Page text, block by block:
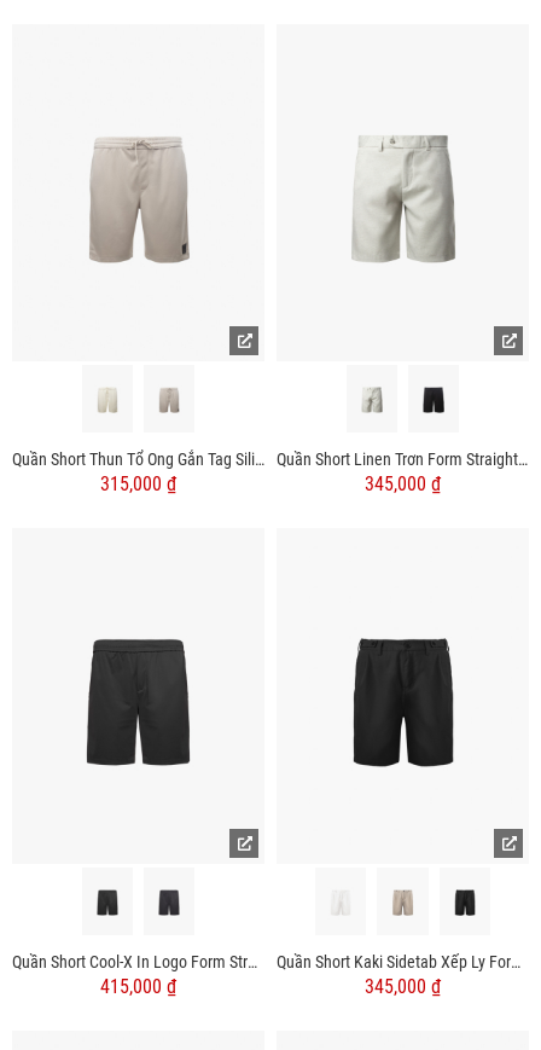
Quần Short Thun Tổ Ong Gắn Tag Silicon Form Regular QS071
315,000 ₫
Quần Short Linen Trơn Form Straight QS068
345,000 ₫
Quần Short Cool-X In Logo Form Straight QS084
415,000 ₫
Quần Short Kaki Sidetab Xếp Ly Form Regular QS069
345,000 ₫